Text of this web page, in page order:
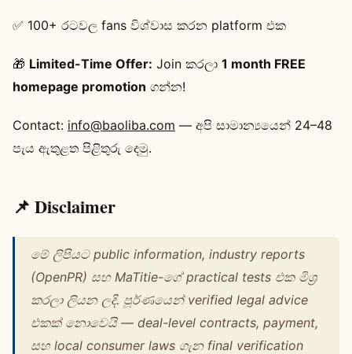
✅ 100+ රටවල fans විශ්වාස කරන platform එක
🎁 Limited-Time Offer: Join කරලා 1 month FREE
homepage promotion ගන්න!
Contact: info@baoliba.com — අපි සාමාන්‍යයෙන් 24–48
පැය ඇතුළත පිළිතුරු දෙමු.
📌 Disclaimer
මේ ලිපියට public information, industry reports
(OpenPR) සහ MaTitie-ගේ practical tests එක මිශ්‍ර
කරලා ලියන ලදි. පූර්ණයෙන් verified legal advice
එකක් නොවෙයි — deal-level contracts, payment,
සහ local consumer laws ගැන final verification